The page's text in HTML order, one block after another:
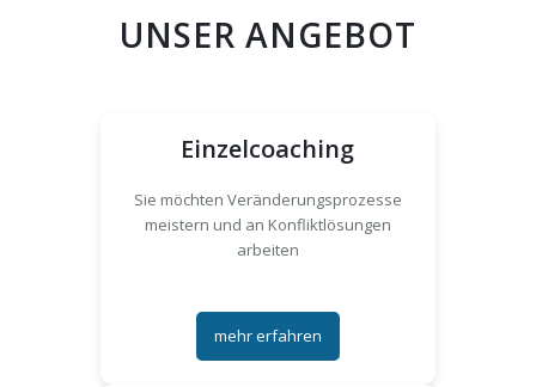
UNSER ANGEBOT
Einzelcoaching
Sie möchten Veränderungsprozesse
meistern und an Konfliktlösungen
arbeiten
mehr erfahren